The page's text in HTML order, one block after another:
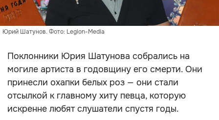
Юрий Шатунов. Фото: Legion-Media
Поклонники Юрия Шатунова собрались на
могиле артиста в годовщину его смерти. Они
принесли охапки белых роз — они стали
отсылкой к главному хиту певца, которую
искренне любят слушатели спустя годы.